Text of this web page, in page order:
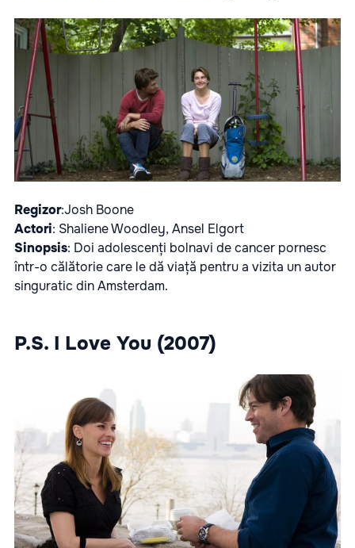
Regizor:Josh Boone
Actori: Shaliene Woodley, Ansel Elgort
Sinopsis: Doi adolescenți bolnavi de cancer pornesc
într-o călătorie care le dă viață pentru a vizita un autor
singuratic din Amsterdam.
P.S. I Love You (2007)